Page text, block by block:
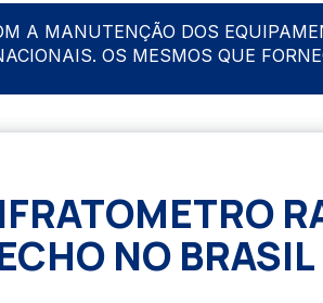
A MANUTENÇÃO DOS
OS MESMOS QUE
NO BRASIL